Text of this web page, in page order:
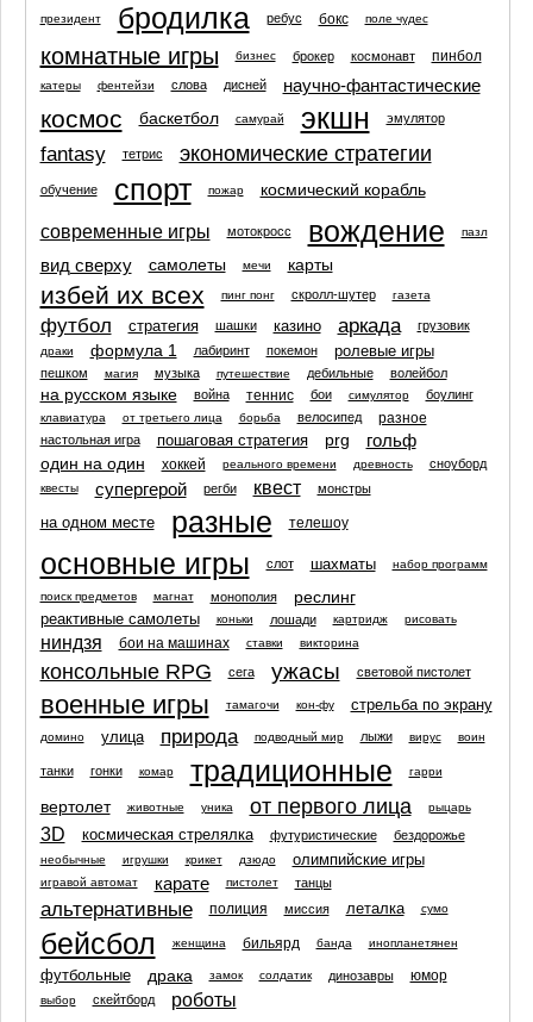
президент бродилка ребус бокс поле чудес
комнатные игры бизнес брокер космонавт пинбол
катеры фентейзи слова дисней научно-фантастические
космос баскетбол самурай экшн эмулятор
fantasy тетрис экономические стратегии
обучение спорт пожар космический корабль
современные игры мотокросс вождение пазл
вид сверху самолеты мечи карты
избей их всех пинг понг скролл-шутер газета
футбол стратегия шашки казино аркада грузовик
драки формула 1 лабиринт покемон ролевые игры
пешком магия музыка путешествие дебильные волейбол
на русском языке война теннис бои симулятор боулинг
клавиатура от третьего лица борьба велосипед разное
настольная игра пошаговая стратегия prg гольф
один на один хоккей реального времени древность сноуборд
квесты супергерой регби квест монстры
на одном месте разные телешоу
основные игры слот шахматы набор программ
поиск предметов магнат монополия реслинг
реактивные самолеты коньки лошади картридж рисовать
ниндзя бои на машинах ставки викторина
консольные RPG сега ужасы световой пистолет
военные игры тамагочи кон-фу стрельба по экрану
домино улица природа подводный мир лыжи вирус воин
танки гонки комар традиционные гарри
вертолет животные уника от первого лица рыцарь
3D космическая стрелялка футуристические бездорожье
необычные игрушки крикет дзюдо олимпийские игры
игравой автомат карате пистолет танцы
альтернативные полиция миссия леталка сумо
бейсбол женщина бильярд банда инопланетянен
футбольные драка замок солдатик динозавры юмор
выбор скейтборд роботы